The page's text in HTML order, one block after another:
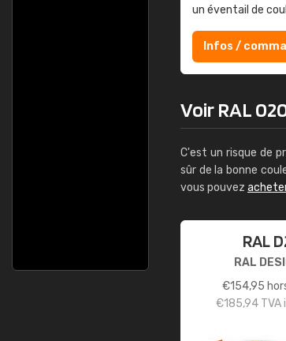
un éventail de
Infos /
Voir RAL
C'est un risque de
sûr de la bonne
vous pouvez
RAL
RAL
€154,95
€185,94TVA